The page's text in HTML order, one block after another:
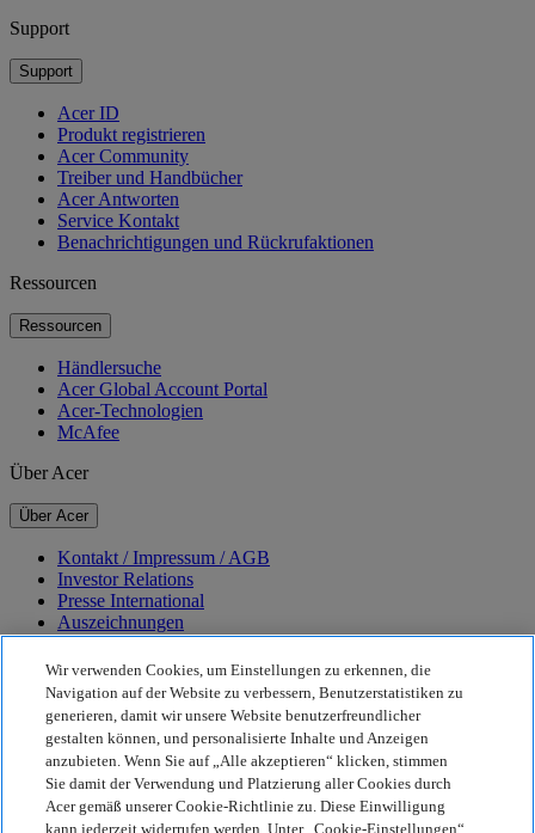
Support
Support
Acer ID
Produkt registrieren
Acer Community
Treiber und Handbücher
Acer Antworten
Service Kontakt
Benachrichtigungen und Rückrufaktionen
Ressourcen
Ressourcen
Händlersuche
Acer Global Account Portal
Acer-Technologien
McAfee
Über Acer
Über Acer
Kontakt / Impressum / AGB
Investor Relations
Presse International
Auszeichnungen
Veranstaltungen
Karriere
Nachhaltigkeit
Nachhaltigkeit
Corporate Social Responsibility
CO2-Bilanz unserer Produkte
Wir verwenden Cookies, um Einstellungen zu erkennen, die
Navigation auf der Website zu verbessern, Benutzerstatistiken zu
generieren, damit wir unsere Website benutzerfreundlicher
gestalten können, und personalisierte Inhalte und Anzeigen
anzubieten. Wenn Sie auf „Alle akzeptieren“ klicken, stimmen
Sie damit der Verwendung und Platzierung aller Cookies durch
Acer gemäß unserer Cookie-Richtlinie zu. Diese Einwilligung
kann jederzeit widerrufen werden. Unter „Cookie-Einstellungen“